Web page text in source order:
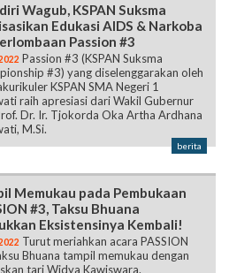
Wagub, KSPAN Suksma
Edukasi AIDS & Narkoba
Passion #3
Passion #3 (KSPAN Suksma
#3) yang diselenggarakan oleh
KSPAN SMA Negeri 1
raih apresiasi dari Wakil Gubernur
Dr. Ir. Tjokorda Oka Artha Ardhana
M.Si.
berita
Memukau pada Pembukaan
#3, Taksu Bhuana
Eksistensinya Kembali!
Turut meriahkan acara PASSION
Bhuana tampil memukau dengan
tari Widya Kawiswara.